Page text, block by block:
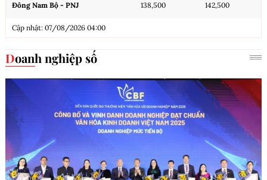
Đông Nam Bộ - PNJ 138,500 142,500
Cập nhật: 07/08/2026 04:00
Doanh nghiệp số